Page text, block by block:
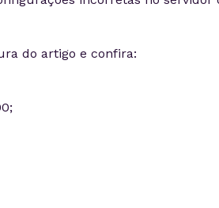
do artigo e confira: